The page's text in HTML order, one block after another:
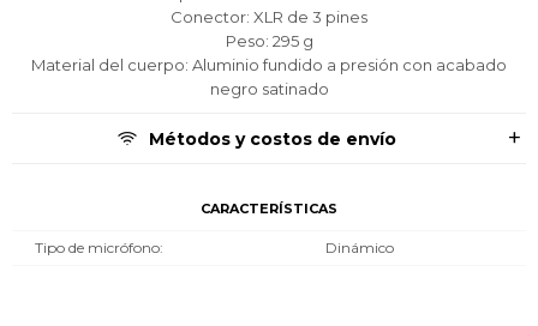
Conector: XLR de 3 pines
Peso: 295 g
Material del cuerpo: Aluminio fundido a presión con acabado
negro satinado
Métodos y costos de envío
CARACTERÍSTICAS
Tipo de micrófono Dinámico